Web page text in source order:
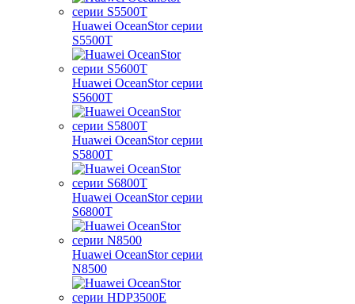
Huawei OceanStor серии
S5500T
Huawei OceanStor серии
S5600T
Huawei OceanStor серии
S5800T
Huawei OceanStor серии
S6800T
Huawei OceanStor серии
N8500